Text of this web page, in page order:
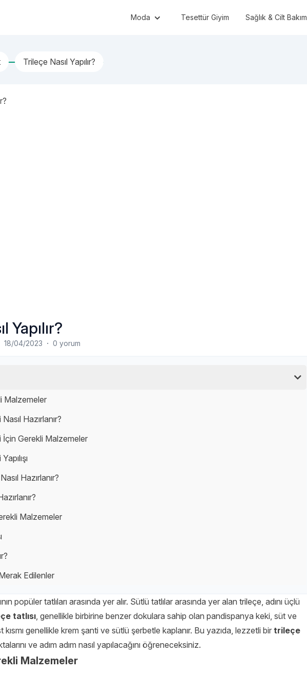
Moda Tesettür Giyim Sağlık & Cilt Bakım
Trileçe Nasıl Yapılır?
Yapılır?
18/04/2023 · 0 yorum
Malzemeler
Hazırlanır?
Gerekli Malzemeler
Hazırlanır?
Malzemeler
Edilenler
popüler tatlıları arasında yer alır. Sütlü tatlılar arasında yer alan trileçe, adını üçlü
tatlısı, genellikle birbirine benzer dokulara sahip olan pandispanya keki, süt ve
genellikle krem şanti ve sütlü şerbetle kaplanır. Bu yazıda, lezzetli bir trileçe
ve adım adım nasıl yapılacağını öğreneceksiniz.
Malzemeler